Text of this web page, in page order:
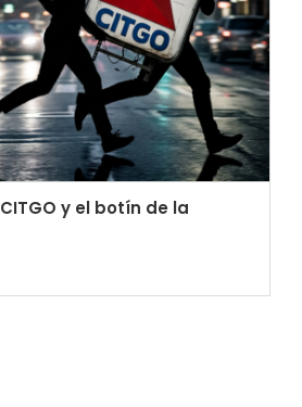
y el botín de la